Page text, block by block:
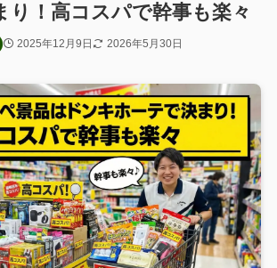
り！高コスパで幹事も楽々
2025年12月9日 2026年5月30日